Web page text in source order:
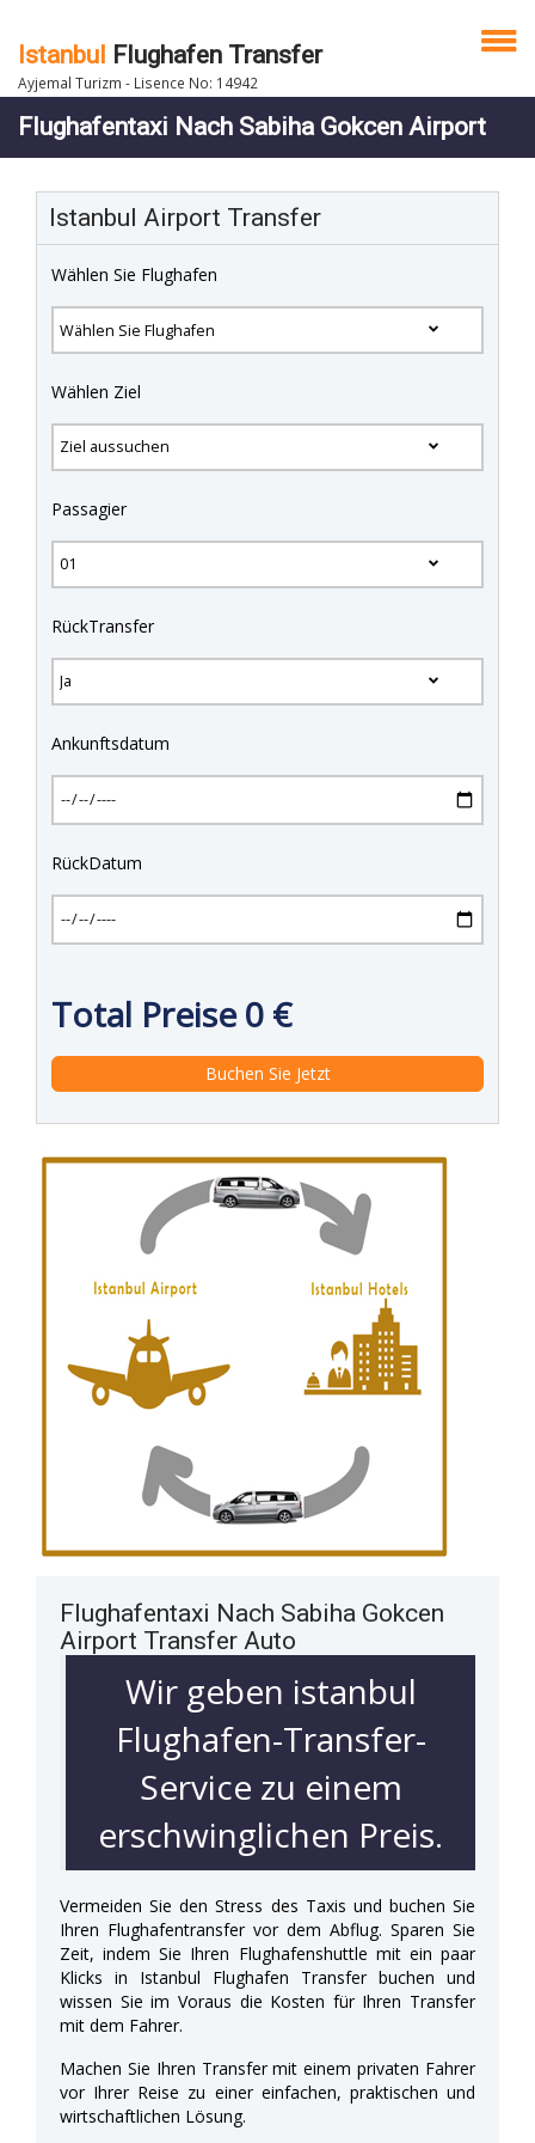
Istanbul Flughafen Transfer
Ayjemal Turizm - Lisence No: 14942
Flughafentaxi Nach Sabiha Gokcen Airport
Istanbul Airport Transfer
Wählen Sie Flughafen
Wählen Ziel
Passagier
RückTransfer
Ankunftsdatum
RückDatum
Total Preise0 €
Flughafentaxi Nach Sabiha Gokcen
Airport Transfer Auto
Wir geben istanbul
Flughafen-Transfer-
Service zu einem
erschwinglichen Preis.
Vermeiden Sie den Stress des Taxis und buchen Sie
Ihren Flughafentransfer vor dem Abflug. Sparen Sie
Zeit, indem Sie Ihren Flughafenshuttle mit ein paar
Klicks in Istanbul Flughafen Transfer buchen und
wissen Sie im Voraus die Kosten für Ihren Transfer
mit dem Fahrer.
Machen Sie Ihren Transfer mit einem privaten Fahrer
vor Ihrer Reise zu einer einfachen, praktischen und
wirtschaftlichen Lösung.